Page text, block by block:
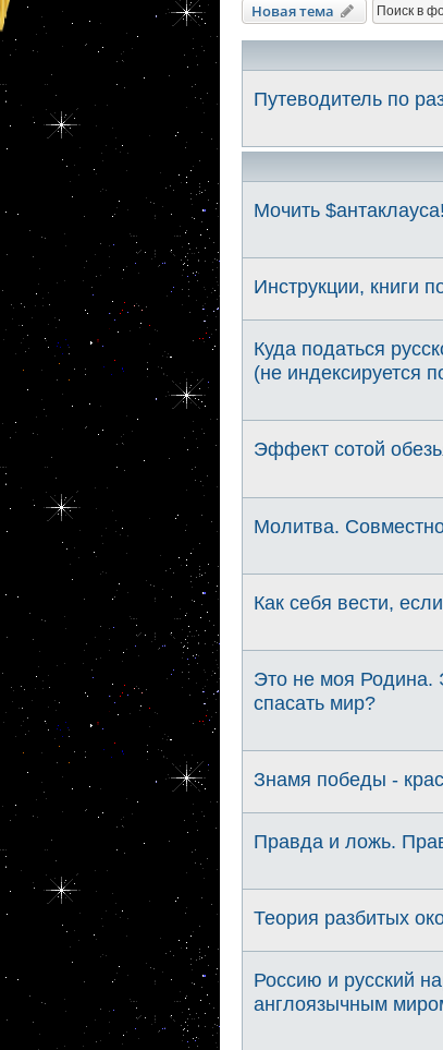
Новая тема
Путеводитель по
Мочить
Инструкции, книги
Куда податься
(не индексируется
Эффект сотой
Молитва.
Как себя вести,
Это не моя Родина.
спасать мир?
Знамя победы -
Правда и ложь.
Теория разбитых
Россию и русский
англоязычным